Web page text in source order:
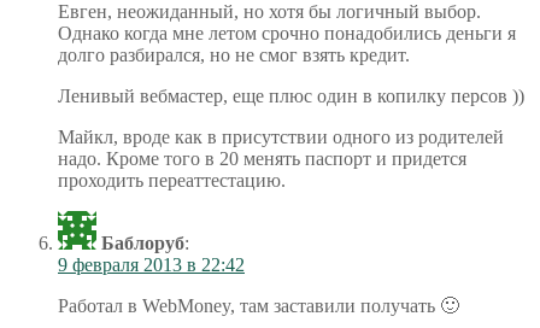
Евген, неожиданный, но хотя бы логичный выбор.
Однако когда мне летом срочно понадобились деньги я
долго разбирался, но не смог взять кредит.
Ленивый вебмастер, еще плюс один в копилку персов ))
Майкл, вроде как в присутствии одного из родителей
надо. Кроме того в 20 менять паспорт и придется
проходить переаттестацию.
Баблоруб:
9 февраля 2013 в 22:42
Работал в WebMoney, там заставили получать 🙂